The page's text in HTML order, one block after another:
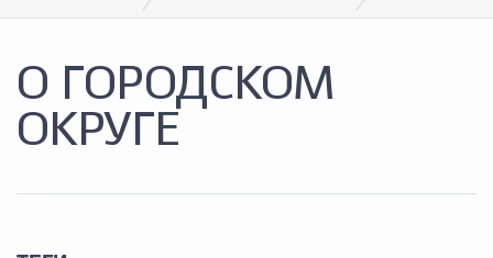
Дума городского округа
О ГОРОДСКОМ
ОКРУГЕ